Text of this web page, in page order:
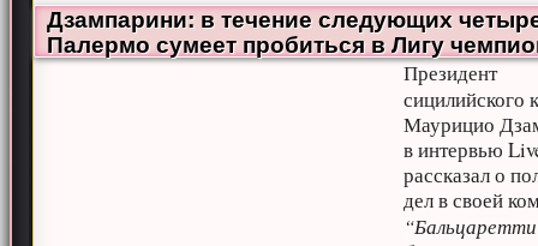
Дзампарини: в течение следующих
Палермо сумеет пробиться в Лигу
Президент
сицилийского
Маурицио
в интервью
рассказал о
дел в своей